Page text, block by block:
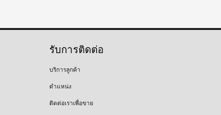
รับการติดต่อ
บริการลูกค้า
ตำแหน่ง
ติดต่อเราเพื่อขาย